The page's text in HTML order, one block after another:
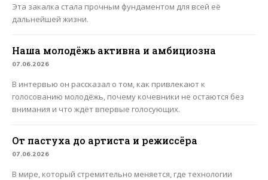
Эта закалка стала прочным фундаментом для всей её
дальнейшей жизни.
Наша молодёжь активна и амбициозна
07.06.2026
В интервью он рассказал о том, как привлекают к
голосованию молодёжь, почему кочевники не остаются без
внимания и что ждёт впервые голосующих.
От пастуха до артиста и режиссёра
07.06.2026
В мире, который стремительно меняется, где технологии